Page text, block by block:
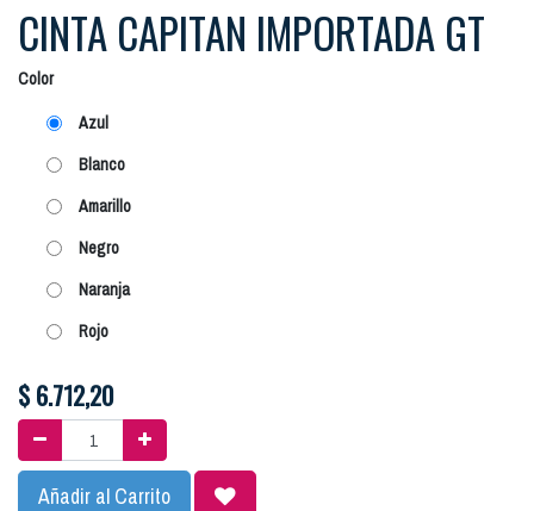
CINTA CAPITAN IMPORTADA GT
Color
Azul
Blanco
Amarillo
Negro
Naranja
Rojo
$6.712,20
Añadir al Carrito